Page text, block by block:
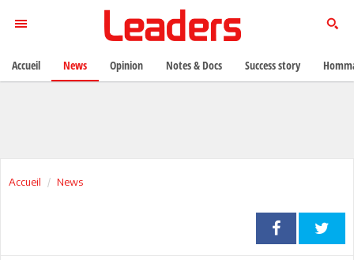
Accueil News
Accueil News Opinion Notes & Docs Success story